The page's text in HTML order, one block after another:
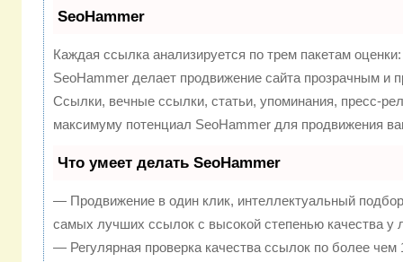
SeoHammer
Каждая ссылка анализируется по трем пакетам
SeoHammer делает продвижение сайта прозрачным и
Ссылки, вечные ссылки, статьи, упоминания, пресс-
максимуму потенциал SeoHammer для продвижения
Что умеет делать SeoHammer
— Продвижение в один клик, интеллектуальный подбор
самых лучших ссылок с высокой степенью качества у
— Регулярная проверка качества ссылок по более чем